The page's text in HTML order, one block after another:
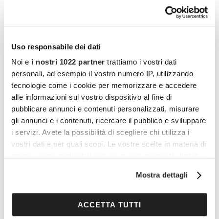
Uso responsabile dei dati
Noi e i nostri 1022 partner trattiamo i vostri dati
personali, ad esempio il vostro numero IP, utilizzando
tecnologie come i cookie per memorizzare e accedere
alle informazioni sul vostro dispositivo al fine di
pubblicare annunci e contenuti personalizzati, misurare
gli annunci e i contenuti, ricercare il pubblico e sviluppare
i servizi. Avete la possibilità di scegliere chi utilizza i
vostri dati e per quali scopi. Le vostre scelte in materia di
modificare o revocare il proprio consenso in qualsiasi
sull'icona di attivazione della privacy.
Mostra dettagli
ACCETTA TUTTI
I vantaggi di essere un
Cocooners